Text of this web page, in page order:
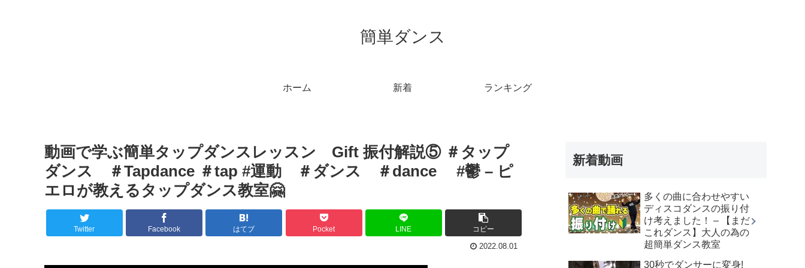
簡単ダンス
ホーム 新着 ランキング
動画で学ぶ簡単タップダンスレッスン Gift 振付解説⑤ ＃タップ
ダンス ＃Tapdance ＃tap #運動 ＃ダンス ＃dance #鬱 – ピ
エロが教えるタップダンス教室🤗
Twitter Facebook はてブ Pocket LINE コピー
2022.08.01
新着動画
多くの曲に合わせやすい
ディスコダンスの振り付
け考えました！ – 【まだ
これダンス】大人の為の
超簡単ダンス教室
30秒でダンサーに変身!